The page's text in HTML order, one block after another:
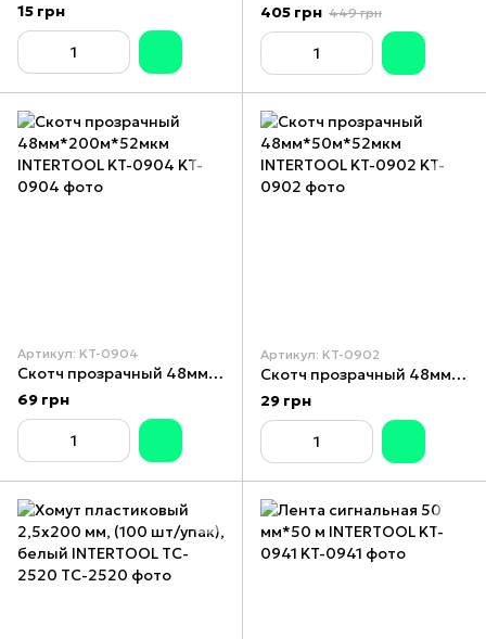
15 грн
405 грн 449 грн
Артикул: KT-0904
Скотч прозрачный 48мм*200м*52мкм INTERTOOL KT-0904
69 грн
Артикул: KT-0902
Скотч прозрачный 48мм*50м*52мкм INTERTOOL KT-0902
29 грн